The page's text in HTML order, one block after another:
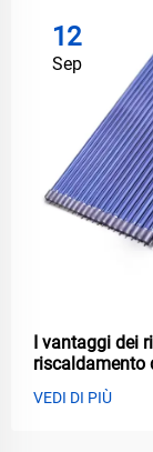
12
Sep
I vantaggi dei
riscaldamento
VEDI DI PIÙ